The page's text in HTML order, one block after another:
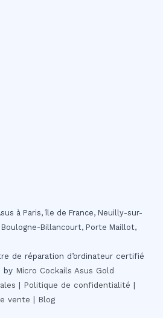
à Paris, île de France, Neuilly-sur-
Billancourt, Porte Maillot,
de réparation d’ordinateur certifié
by Micro Cockails Asus Gold
| Politique de confidentialité |
vente | Blog